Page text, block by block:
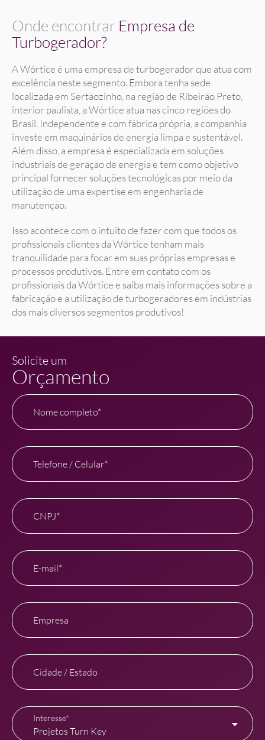
Onde encontrar Empresa de
Turbogerador?
A Wórtice é uma empresa de turbogerador que atua com
excelência neste segmento. Embora tenha sede
localizada em Sertãozinho, na região de Ribeirão Preto,
interior paulista, a Wórtice atua nas cinco regiões do
Brasil. Independente e com fábrica própria, a companhia
investe em maquinários de energia limpa e sustentável.
Além disso, a empresa é especializada em soluções
industriais de geração de energia e tem como objetivo
principal fornecer soluções tecnológicas por meio da
utilização de uma expertise em engenharia de
manutenção.
Isso acontece com o intuito de fazer com que todos os
profissionais clientes da Wórtice tenham mais
tranquilidade para focar em suas próprias empresas e
processos produtivos. Entre em contato com os
profissionais da Wórtice e saiba mais informações sobre a
fabricação e a utilização de turbogeradores em indústrias
dos mais diversos segmentos produtivos!
Solicite um
Orçamento
Nome completo*
Telefone / Celular*
CNPJ*
E-mail*
Empresa
Cidade / Estado
Interesse*